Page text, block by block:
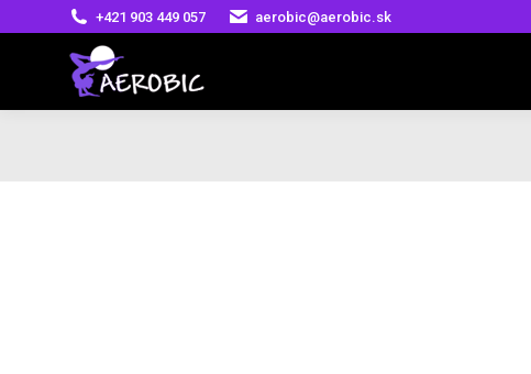
+421 903 449 057 aerobic@aerobic.sk